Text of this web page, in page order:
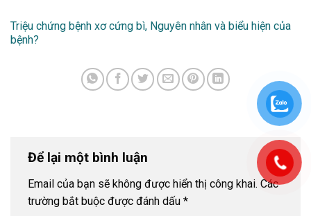
Triệu chứng bệnh xơ cứng bì, Nguyên nhân và biểu hiện của
bệnh?
Để lại một bình luận
Email của bạn sẽ không được hiển thị công khai. Các
trường bắt buộc được đánh dấu *